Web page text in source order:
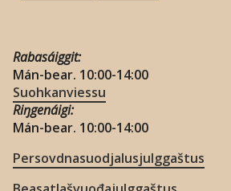
Rabasáiggit:
Mán-bear. 10:00-14:00
Suohkanviessu
Riŋgenáigi:
Mán-bear. 10:00-14:00
Persovdnasuodjalusjulggaštus